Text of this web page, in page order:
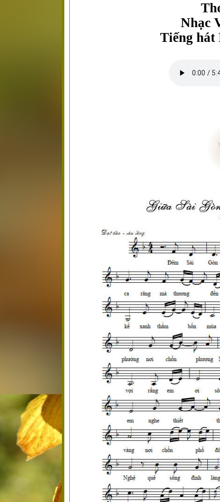
Nhạc
Tiếng hát